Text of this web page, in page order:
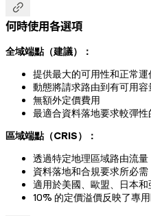

何時使用各選項
全域端點（建議）：
提供最大的可用性和正常運
動態將請求路由到有可用容
無額外定價費用
最適合資料落地要求較彈
區域端點（CRIS）：
透過特定地理區域路由流量
資料落地和合規要求所必需
適用於美國、歐盟、日本和
10% 的定價溢價反映了專